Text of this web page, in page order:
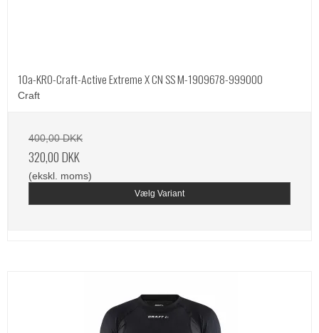
10a-KRO-Craft-Active Extreme X CN SS M-1909678-999000
Craft
400,00 DKK
320,00 DKK
(ekskl. moms)
Vælg Variant